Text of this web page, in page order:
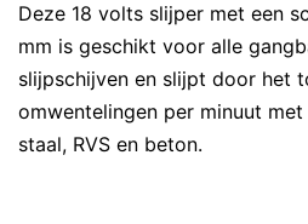
Deze 18 volts slijper met een
mm is geschikt voor alle
slijpschijven en slijpt door het
omwentelingen per minuut
staal, RVS en beton.